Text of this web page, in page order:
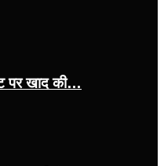
पर खाद की…